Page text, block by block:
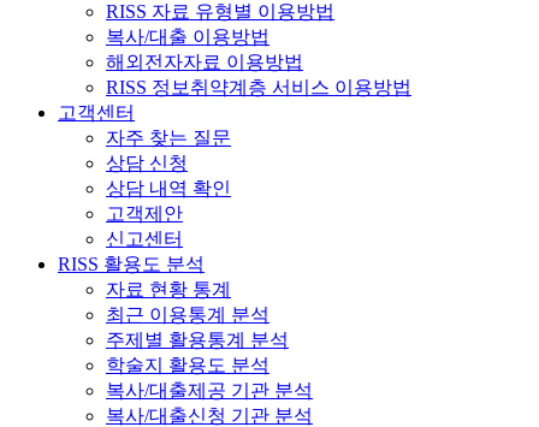
RISS 자료 유형별 이용방법
복사/대출 이용방법
해외전자자료 이용방법
RISS 정보취약계층 서비스 이용방법
고객센터
자주 찾는 질문
상담 신청
상담 내역 확인
고객제안
신고센터
RISS 활용도 분석
자료 현황 통계
최근 이용통계 분석
주제별 활용통계 분석
학술지 활용도 분석
복사/대출제공 기관 분석
복사/대출신청 기관 분석